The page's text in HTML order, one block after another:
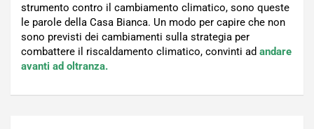
strumento contro il cambiamento climatico, sono queste
le parole della Casa Bianca. Un modo per capire che non
sono previsti dei cambiamenti sulla strategia per
combattere il riscaldamento climatico, convinti ad andare
avanti ad oltranza.